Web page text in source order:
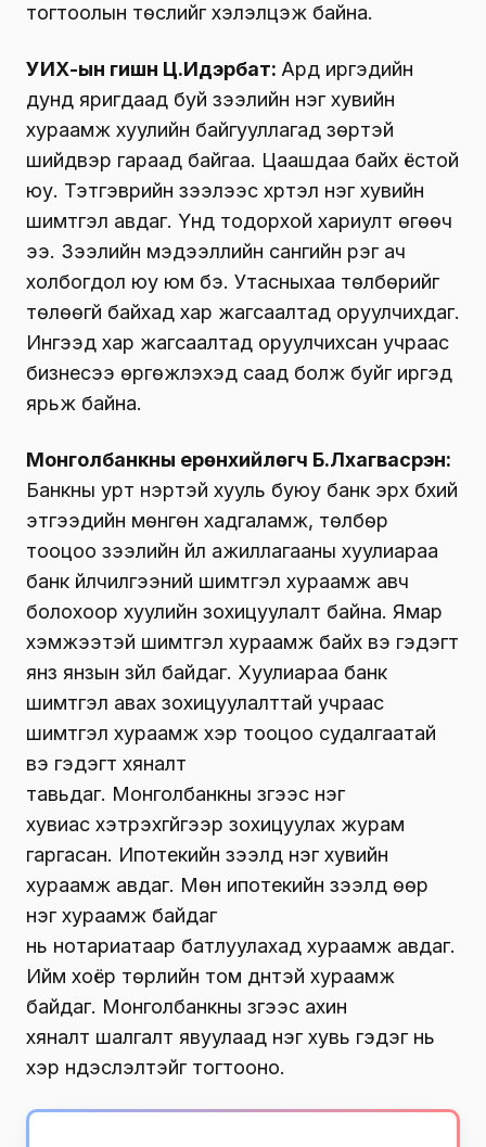
тогтоолын төслийг хэлэлцэж байна.
УИХ-ын гишүүн Ц.Идэрбат: Ард иргэдийн
дунд яригдаад буй зээлийн нэг хувийн
хураамж хуулийн байгууллагад зөрүүтэй
шийдвэр гараад байгаа. Цаашдаа байх ёстой
юу. Тэтгэврийн зээлээс хүртэл нэг хувийн
шимтгэл авдаг. Үүнд тодорхой хариулт өгөөч
ээ. Зээлийн мэдээллийн сангийн үүрэгач
холбогдол юу юм бэ. Утасныхаа төлбөрийг
төлөөгүй байхад хар жагсаалтад оруулчихдаг.
Ингээд хар жагсаалтад оруулчихсан учраас
бизнесээ өргөжүүлэхэд саад болж буйг иргэд
ярьж байна.
Монголбанкны ерөнхийлөгч Б.Лхагвасүрэн:
Банкны урт нэртэй хууль буюу банк эрх бүхий
этгээдийн мөнгөн хадгаламж, төлбөр
тооцоо зээлийн үйл ажиллагааны хуулиараа
банк үйлчилгээний шимтгэл хураамж авч
болохоор хуулийн зохицуулалт байна. Ямар
хэмжээтэй шимтгэл хураамж байх вэ гэдэгт
янз янзын зүйл байдаг. Хуулиараа банк
шимтгэл авах зохицуулалттай учраас
шимтгэл хураамж хэр тооцоо судалгаатай
вэ гэдэгт хяналт
тавьдаг. Монголбанкны зүгээс нэг
хувиас хэтрэхгүйгээр зохицуулах журам
гаргасан. Ипотекийн зээлд нэг хувийн
хураамж авдаг. Мөн ипотекийн зээлд өөр
нэг хураамж байдаг
нь нотариатаар батлуулахад хураамж авдаг.
Ийм хоёр төрлийн том дүнтэй хураамж
байдаг. Монголбанкны зүгээс ахин
хяналт шалгалт явуулаад нэг хувь гэдэг нь
хэр үндэслэлтэйг тогтооно.